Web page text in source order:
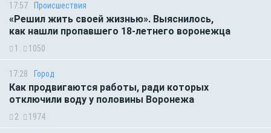
17:57 Происшествия
«Решил жить своей жизнью». Выяснилось,
как нашли пропавшего 18-летнего воронежца
1 1050
17:28 Город
Как продвигаются работы, ради которых
отключили воду у половины Воронежа
2 1974